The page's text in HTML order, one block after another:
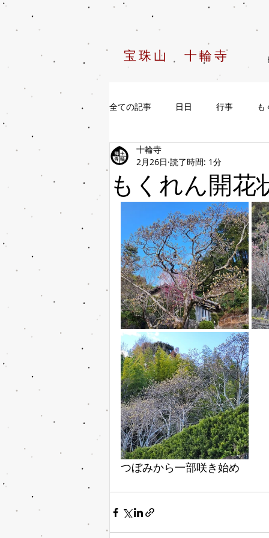
宝珠山 十輪寺
全ての記事 日日 行事 も
もくれん開
十輪寺
2月26日 読了時間: 1分
つぼみから一部咲き始め